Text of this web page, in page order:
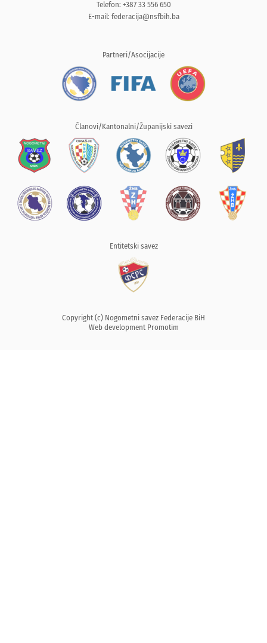
Telefon: +387 33 556 650
E-mail: federacija@nsfbih.ba
Partneri/Asocijacije
Članovi/Kantonalni/Županijski savezi
Entitetski savez
Copyright (c) Nogometni savez Federacije BiH
Web development Promotim